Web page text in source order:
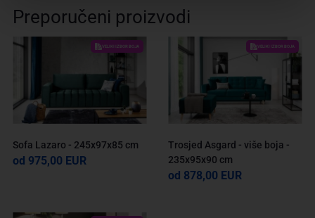
Preporučeni proizvodi
VELIKI IZBOR BOJA
Sofa Lazaro - 245x97x85 cm
od 975,00 EUR
VELIKI IZBOR BOJA
Trosjed Asgard - više boja -
235x95x90 cm
od 878,00 EUR